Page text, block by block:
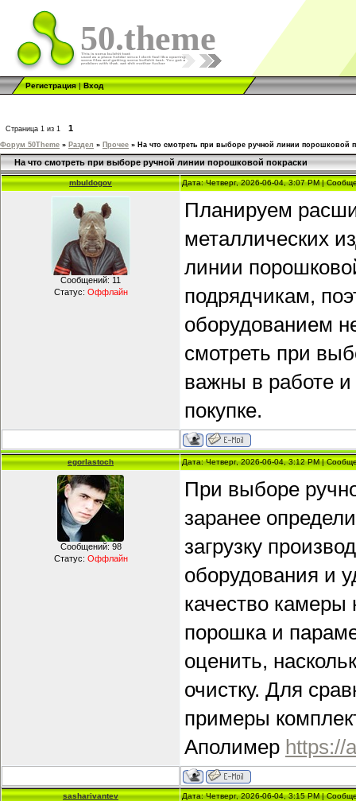
50.theme
Регистрация|Вход
Страница 1 из 1 1
Форум 50Theme » Раздел » Прочее » На что смотреть при выборе ручной линии порошковой
На что смотреть при выборе ручной линии порошковой покраски
mbuldogov Дата: Четверг, 2026-06-04, 3:07 PM |
Сообщений: 11
Статус: Оффлайн
Планируем
металлических
линии
подрядчикам,
оборудованием
смотреть при
важны в работе
покупке.
egorlastoch Дата: Четверг, 2026-06-04, 3:12 PM |
Сообщений: 98
Статус: Оффлайн
При выборе
заранее
загрузку
оборудования и
качество
порошка и
оценить,
очистку. Для
примеры
Аполимер https://
sasharivantev Дата: Четверг, 2026-06-04, 3:15 PM |